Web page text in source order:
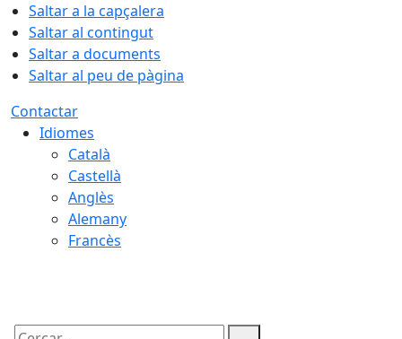
Saltar a la capçalera
Saltar al contingut
Saltar a documents
Saltar al peu de pàgina
Contactar
Idiomes
Català
Castellà
Anglès
Alemany
Francès